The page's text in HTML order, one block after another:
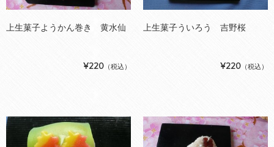
上生菓子ようかん巻き 黄水仙
¥220 （税込）
上生菓子ういろう 吉野桜
¥220 （税込）